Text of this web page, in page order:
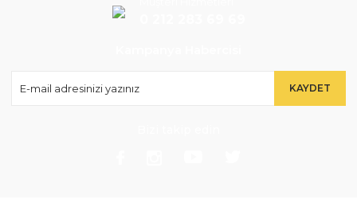
KAYDET